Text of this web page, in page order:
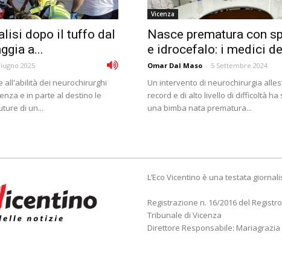
dopo il tuffo dal
a...
2025
all'abilità dei neurochirurghi
e in parte al destino le
di un...
Vicenza
Nasce prematura con
e idrocefalo: i medici
Omar Dal Maso - 5 Settembre 2024
Un intervento di neurochirurgia
record e di alto livello di difficoltà ha
una bimba nata prematura...
L’Eco Vicentino è una testata
Registrazione n. 16/2016 del
Tribunale di Vicenza
Direttore Responsabile: Mariagrazia